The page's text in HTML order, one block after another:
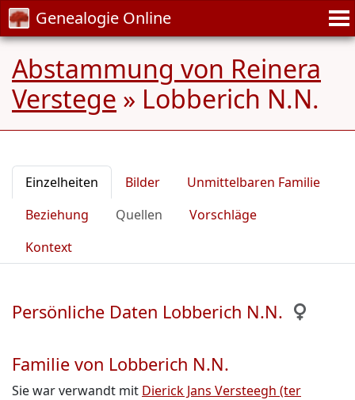
Genealogie Online
Abstammung von Reinera
Verstege » Lobberich N.N.
Einzelheiten Bilder
Unmittelbaren Familie
Beziehung
Quellen
Vorschläge
Kontext
Persönliche Daten Lobberich N.N.
Familie von Lobberich N.N.
Sie war verwandt mit Dierick Jans Versteegh (ter